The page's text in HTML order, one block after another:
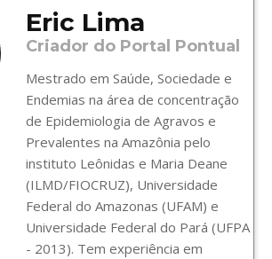
Eric Lima
Criador do Portal Pontual
Mestrado em Saúde, Sociedade e
Endemias na área de concentração
de Epidemiologia de Agravos e
Prevalentes na Amazônia pelo
instituto Leônidas e Maria Deane
(ILMD/FIOCRUZ), Universidade
Federal do Amazonas (UFAM) e
Universidade Federal do Pará (UFPA
- 2013). Tem experiência em